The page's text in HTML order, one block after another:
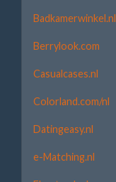
Badkamerwinkel.nl
Berrylook.com
Casualcases.nl
Colorland.com/nl
Datingeasy.nl
e-Matching.nl